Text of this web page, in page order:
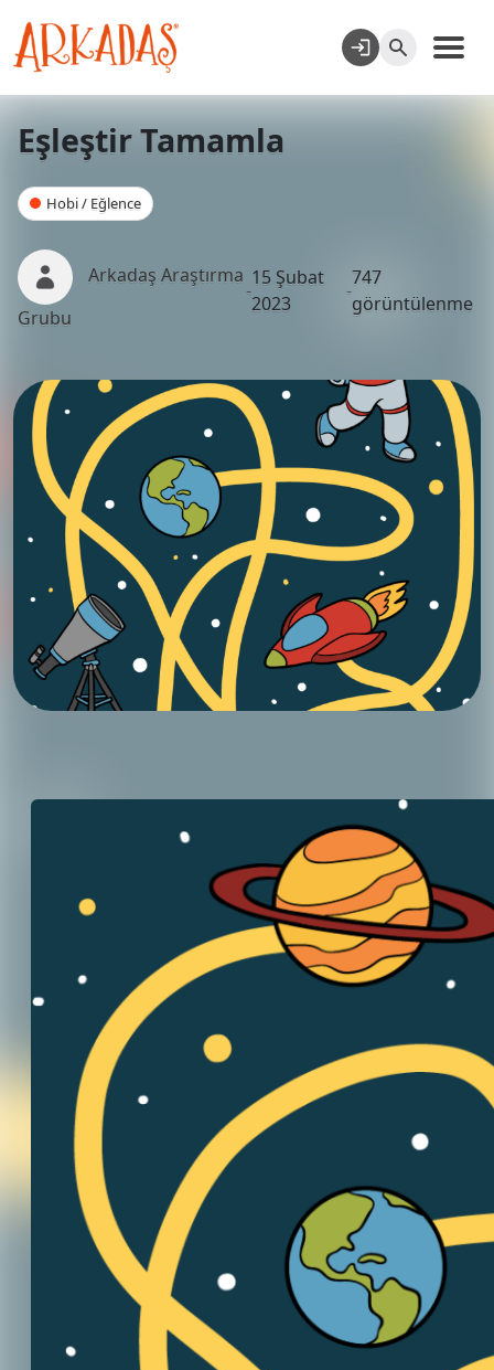
Eşleştir Tamamla
Hobi / Eğlence
Arkadaş Araştırma
Grubu
-
15 Şubat
2023
-
747
görüntülenme